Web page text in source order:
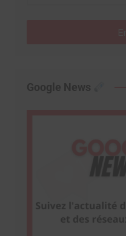
Google News